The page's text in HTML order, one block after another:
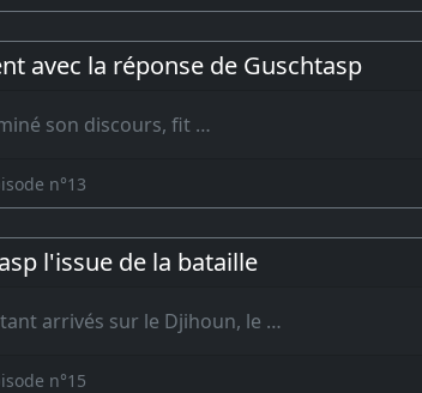
avec la réponse de Guschtasp
son discours, fit …
n°13
l'issue de la bataille
arrivés sur le Djihoun, le …
n°15